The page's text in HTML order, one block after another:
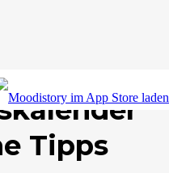
Tipps